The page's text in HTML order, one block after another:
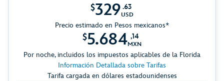
$329 .63
USD
Precio estimado en Pesos mexicanos*
$5.684 ,14
MXN
Por noche, incluidos los impuestos aplicables de la Florida
Información Detallada sobre Tarifas
Tarifa cargada en dólares estadounidenses